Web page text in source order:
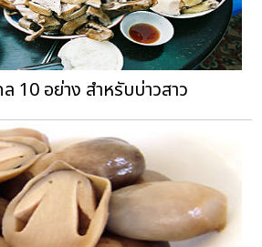
10 อย่าง สำหรับบ่าวสาว